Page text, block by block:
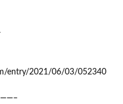
entry/2021/06/03/052340